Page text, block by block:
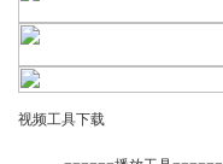
视频工具下载